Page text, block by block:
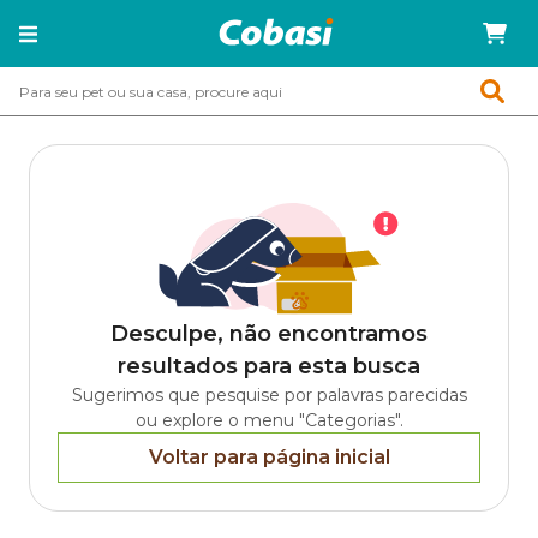
Desculpe, não encontramos
resultados para esta busca
Sugerimos que pesquise por palavras parecidas
ou explore o menu "Categorias".
Voltar para página inicial